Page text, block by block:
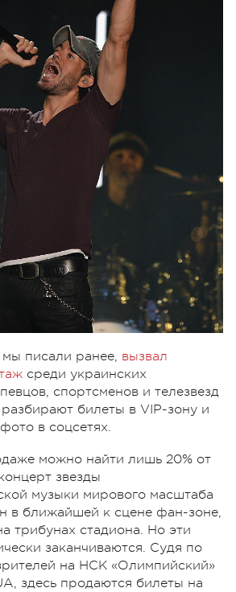
мы писали ранее, вызвал
среди украинских
спортсменов и телезвезд
билеты в VIP-зону и
в соцсетях.
можно найти лишь 20% от
звезды
музыки мирового масштаба
в ближайшей к сцене фан-зоне,
трибунах стадиона. Но эти
заканчиваются. Судя по
на НСК «Олимпийский»
здесь продаются билеты на